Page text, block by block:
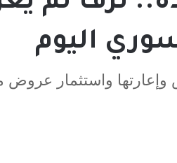
اليوم
واستثمار عروض